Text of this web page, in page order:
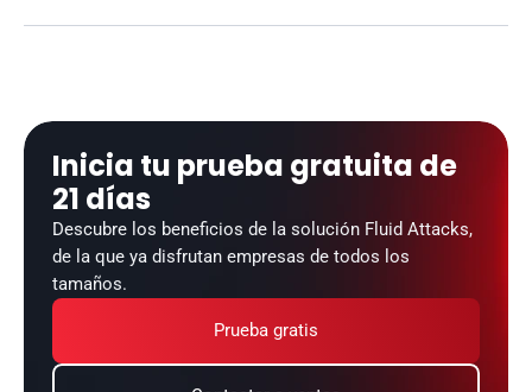
Inicia tu prueba gratuita de
21 días
Descubre los beneficios de la solución Fluid Attacks,
de la que ya disfrutan empresas de todos los
tamaños.
Prueba gratis